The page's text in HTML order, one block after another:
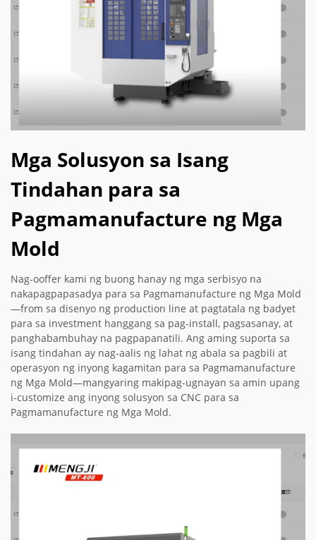
Mga Solusyon sa Isang
Tindahan para sa
Pagmamanufacture ng Mga
Mold
Nag-ooffer kami ng buong hanay ng mga serbisyo na
nakapagpapasadya para sa Pagmamanufacture ng Mga Mold
—from sa disenyo ng production line at pagtatala ng badyet
para sa investment hanggang sa pag-install, pagsasanay, at
panghabambuhay na pagpapanatili. Ang aming suporta sa
isang tindahan ay nag-aalis ng lahat ng abala sa pagbili at
operasyon ng inyong kagamitan para sa Pagmamanufacture
ng Mga Mold—mangyaring makipag-ugnayan sa amin upang
i-customize ang inyong solusyon sa CNC para sa
Pagmamanufacture ng Mga Mold.